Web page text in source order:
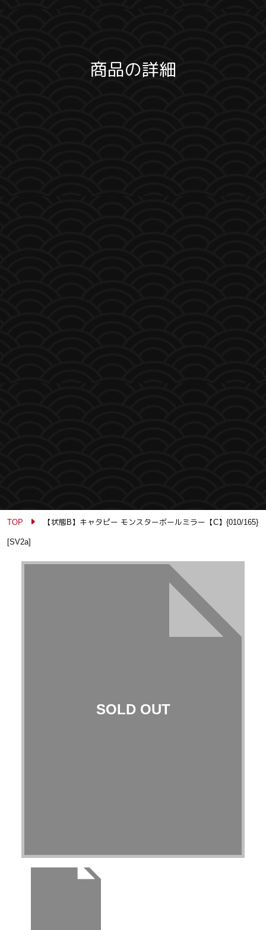
商品の詳細
TOP 【状態B】キャタピー モンスターボールミラー【C】{010/165}
[SV2a]